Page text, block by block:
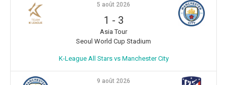
5 août 2026
1 - 3
Asia Tour
Seoul World Cup Stadium
K-League All Stars vs Manchester City
9 août 2026